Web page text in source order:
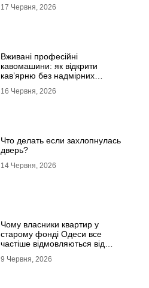
17 Червня, 2026
Вживані професійні
кавомашини: як відкрити
кав’ярню без надмірних
16 Червня, 2026
Что делать если захлопнулась
дверь?
14 Червня, 2026
Чому власники квартир у
старому фонді Одеси все
частіше відмовляються від
9 Червня, 2026